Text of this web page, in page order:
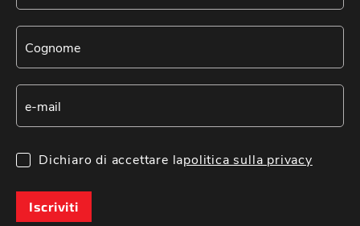
Dichiaro di accettare lapolitica sulla privacy
Iscriviti